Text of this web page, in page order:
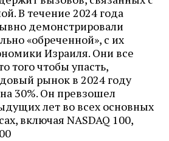
В течение 2024 года
демонстрировали
«обреченной», с их
Израиля. Они все
того чтобы упасть,
рынок в 2024 году
30%. Он превзошел
лет во всех основных
включая NASDAQ 100,